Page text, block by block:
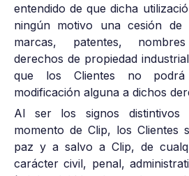
entendido de que dicha
ningún motivo una cesión de
marcas, patentes,
derechos de propiedad
que los Clientes no
modificación alguna a dichos
Al ser los signos distintivos
momento de Clip, los Clientes
paz y a salvo a Clip, de
carácter civil, penal,